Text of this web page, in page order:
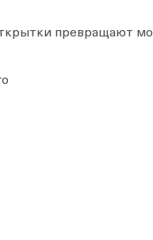
превращают